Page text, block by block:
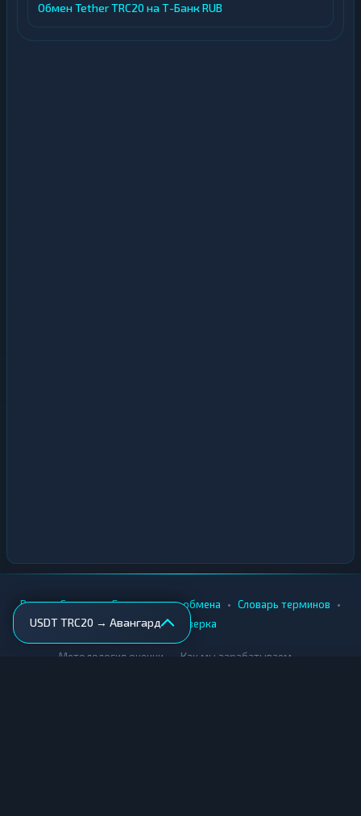
Обмен Tether TRC20 на Т-Банк RUB
USDT TRC20 → Авангард
Вики • Города • Безопасность обмена • Словарь терминов •
AML-проверка
Методология оценки Как мы зарабатываем